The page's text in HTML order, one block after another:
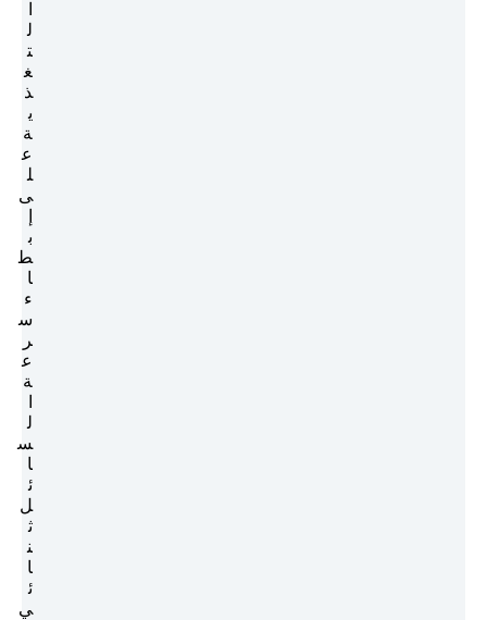
ل
ت
غ
ذ
ي
ة
ع
ل
ى
ب
ط
ا
ء
س
ر
ع
ة
ل
س
ا
ئ
ل
ث
ن
ا
ئ
ي